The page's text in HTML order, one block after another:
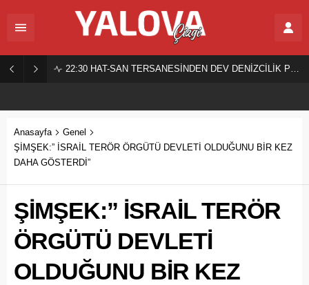
22:30 HAT-SAN TERSANESİNDEN DEV DENİZCİLİK PROJESİ!
Anasayfa
Genel
ŞİMŞEK:” İSRAİL TERÖR ÖRGÜTÜ DEVLETİ OLDUĞUNU BİR KEZ
DAHA GÖSTERDİ”
ŞİMŞEK:” İSRAİL TERÖR
ÖRGÜTÜ DEVLETİ
OLDUĞUNU BİR KEZ